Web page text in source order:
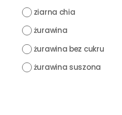
ziarna chia
żurawina
żurawina bez cukru
żurawina suszona